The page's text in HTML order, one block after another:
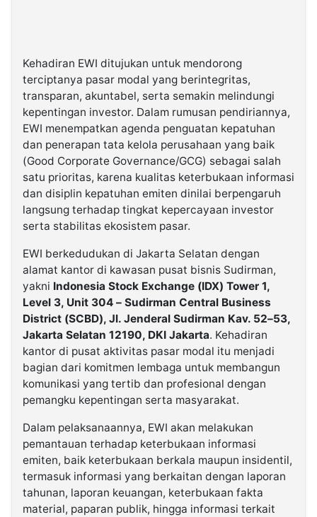
Kehadiran EWI ditujukan untuk mendorong
terciptanya pasar modal yang berintegritas,
transparan, akuntabel, serta semakin melindungi
kepentingan investor. Dalam rumusan pendiriannya,
EWI menempatkan agenda penguatan kepatuhan
dan penerapan tata kelola perusahaan yang baik
(Good Corporate Governance/GCG) sebagai salah
satu prioritas, karena kualitas keterbukaan informasi
dan disiplin kepatuhan emiten dinilai berpengaruh
langsung terhadap tingkat kepercayaan investor
serta stabilitas ekosistem pasar.
EWI berkedudukan di Jakarta Selatan dengan
alamat kantor di kawasan pusat bisnis Sudirman,
yakni Indonesia Stock Exchange (IDX) Tower 1,
Level 3, Unit 304 – Sudirman Central Business
District (SCBD), Jl. Jenderal Sudirman Kav. 52–53,
Jakarta Selatan 12190, DKI Jakarta. Kehadiran
kantor di pusat aktivitas pasar modal itu menjadi
bagian dari komitmen lembaga untuk membangun
komunikasi yang tertib dan profesional dengan
pemangku kepentingan serta masyarakat.
Dalam pelaksanaannya, EWI akan melakukan
pemantauan terhadap keterbukaan informasi
emiten, baik keterbukaan berkala maupun insidentil,
termasuk informasi yang berkaitan dengan laporan
tahunan, laporan keuangan, keterbukaan fakta
material, paparan publik, hingga informasi terkait